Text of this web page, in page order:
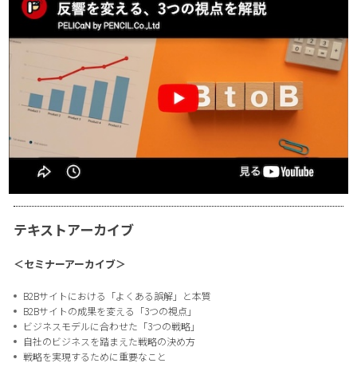
テキストアーカイブ
＜セミナーアーカイブ＞
B2Bサイトにおける「よくある誤解」と本質
B2Bサイトの成果を変える「3つの視点」
ビジネスモデルに合わせた「3つの戦略」
自社のビジネスを踏まえた戦略の決め方
戦略を実現するために重要なこと